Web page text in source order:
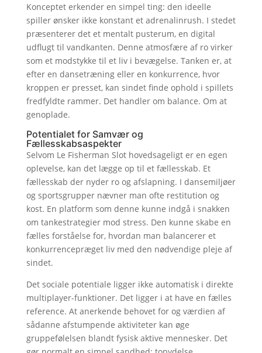
Konceptet erkender en simpel ting: den ideelle
spiller ønsker ikke konstant et adrenalinrush. I stedet
præsenterer det et mentalt pusterum, en digital
udflugt til vandkanten. Denne atmosfære af ro virker
som et modstykke til et liv i bevægelse. Tanken er, at
efter en dansetræning eller en konkurrence, hvor
kroppen er presset, kan sindet finde ophold i spillets
fredfyldte rammer. Det handler om balance. Om at
genoplade.
Potentialet for Samvær og
Fællesskabsaspekter
Selvom Le Fisherman Slot hovedsageligt er en egen
oplevelse, kan det lægge op til et fællesskab. Et
fællesskab der nyder ro og afslapning. I dansemiljøer
og sportsgrupper nævner man ofte restitution og
kost. En platform som denne kunne indgå i snakken
om tankestrategier mod stress. Den kunne skabe en
fælles forståelse for, hvordan man balancerer et
konkurrencepræget liv med den nødvendige pleje af
sindet.
Det sociale potentiale ligger ikke automatisk i direkte
multiplayer-funktioner. Det ligger i at have en fælles
reference. At anerkende behovet for og værdien af
sådanne afstumpende aktiviteter kan øge
gruppefølelsen blandt fysisk aktive mennesker. Det